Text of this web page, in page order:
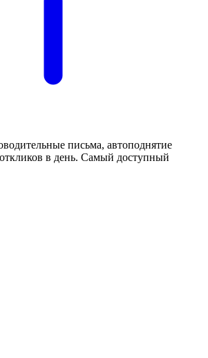
письма, автоподнятие
в день. Самый доступный